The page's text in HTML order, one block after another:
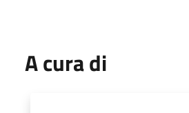
A cura di